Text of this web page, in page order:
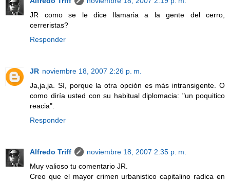
JR como se le dice llamaria a la gente del cerro,
cerreristas?
Responder
JR noviembre 18, 2007 2:26 p. m.
Ja,ja,ja. Sí, porque la otra opción es más intransigente. O
como diría usted con su habitual diplomacia: "un poquitico
reacia".
Responder
Alfredo Triff
noviembre 18, 2007 2:35 p. m.
Muy valioso tu comentario JR.
Creo que el mayor crimen urbanistico capitalino radica en